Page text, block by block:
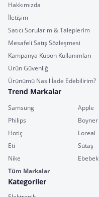
Hakkımızda
İletişim
Satıcı Sorularım & Taleplerim
Mesafeli Satış Sözleşmesi
Kampanya Kupon Kullanımları
Ürün Güvenliği
Ürünümü Nasıl İade Edebilirim?
Trend Markalar
Samsung Apple
Philips
Boyner
Hotiç
Loreal
Eti
Sütaş
Nike
Ebebek
Tüm Markalar
Kategoriler